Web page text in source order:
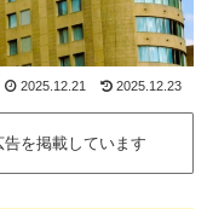
2025.12.21 2025.12.23
を掲載しています